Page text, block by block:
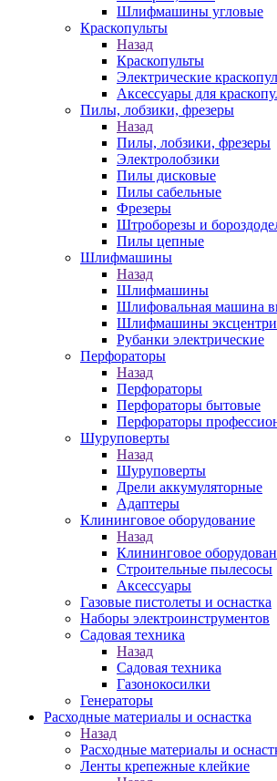
Шлифмашины угловые
Краскопульты
Назад
Краскопульты
Электрические
Аксессуары для
Пилы, лобзики, фрезеры
Назад
Пилы, лобзики, фрезеры
Электролобзики
Пилы дисковые
Пилы сабельные
Фрезеры
Штроборезы и
Пилы цепные
Шлифмашины
Назад
Шлифмашины
Шлифовальная машина
Шлифмашины
Рубанки электрические
Перфораторы
Назад
Перфораторы
Перфораторы бытовые
Перфораторы
Шуруповерты
Назад
Шуруповерты
Дрели аккумуляторные
Адаптеры
Клининговое оборудование
Назад
Клининговое
Строительные пылесосы
Аксессуары
Газовые пистолеты и оснастка
Наборы электроинструментов
Садовая техника
Назад
Садовая техника
Газонокосилки
Генераторы
Расходные материалы и оснастка
Назад
Расходные материалы и
Ленты крепежные клейкие